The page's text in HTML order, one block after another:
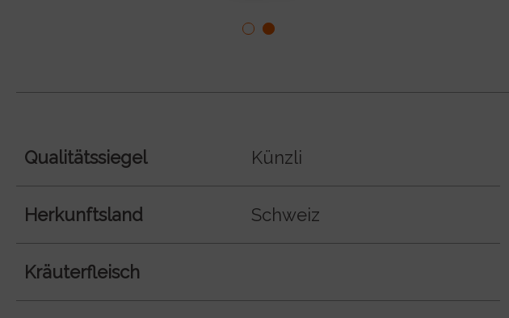
Qualitätssiegel Künzli
Herkunftsland Schweiz
Kräuterfleisch